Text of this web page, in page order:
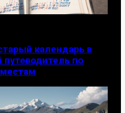
календарь в
по